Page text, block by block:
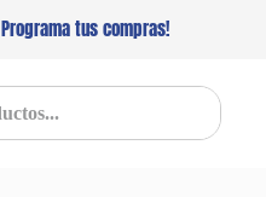
Programa tus compras!